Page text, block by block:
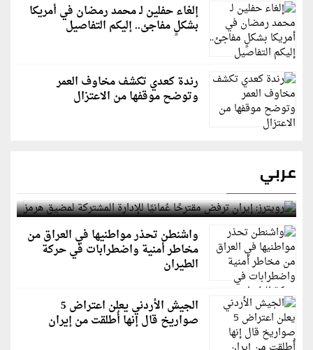
إلغاء حفلين لـ محمد رمضان في أمريكا
بشكلٍ مفاجئ.. إليكم التفاصيل
رندة كعدي تكشف مخاوف العمر
وتوضح موقفها من الاعتزال
عربي
رويترز: إيران ترفض مقترحًا عُمانيًا للإدارة المشتركة
لمضيق هرمز
واشنطن تحذر مواطنيها في العراق من
مخاطر أمنية واضطرابات في حركة
الطيران
الجيش الأردني يعلن اعتراض 5
صواريخ قال إنها أُطلقت من إيران